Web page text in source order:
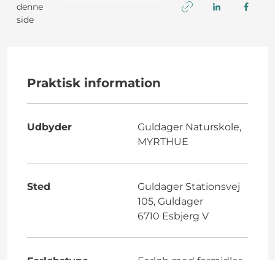
denne
side
Praktisk information
Udbyder
Guldager Naturskole,
MYRTHUE
Sted
Guldager Stationsvej
105, Guldager
6710 Esbjerg V